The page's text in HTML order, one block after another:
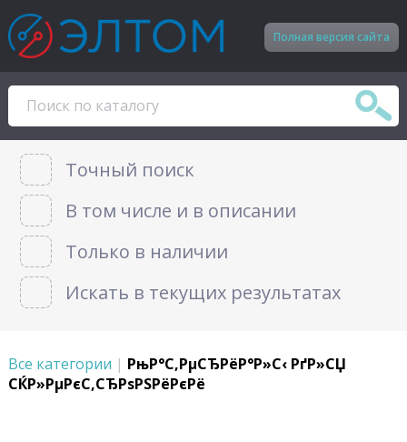
Полная версия сайта
Точный поиск
В том числе и в описании
Только в наличии
Искать в текущих результатах
Все категории | РњР°С‚РµСЂРёР°Р»С‹ РґР»СЏ
СЌР»РµРєС‚СЂРѕРЅРёРєРё